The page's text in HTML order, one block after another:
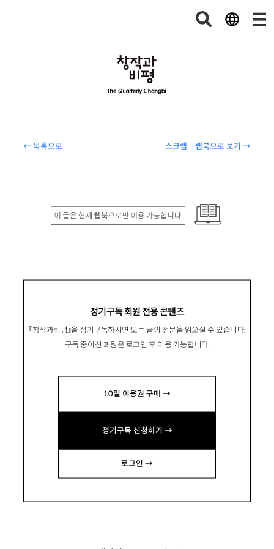
← 목록으로 웹북으로 보기 →
스크랩
정기구독 회원 전용 콘텐츠
『창작과비평』을 정기구독하시면 모든 글의 전문을 읽으실 수 있습니다.
구독 중이신 회원은 로그인 후 이용 가능합니다.
10일 이용권 구매 →
정기구독 신청하기 →
로그인 →